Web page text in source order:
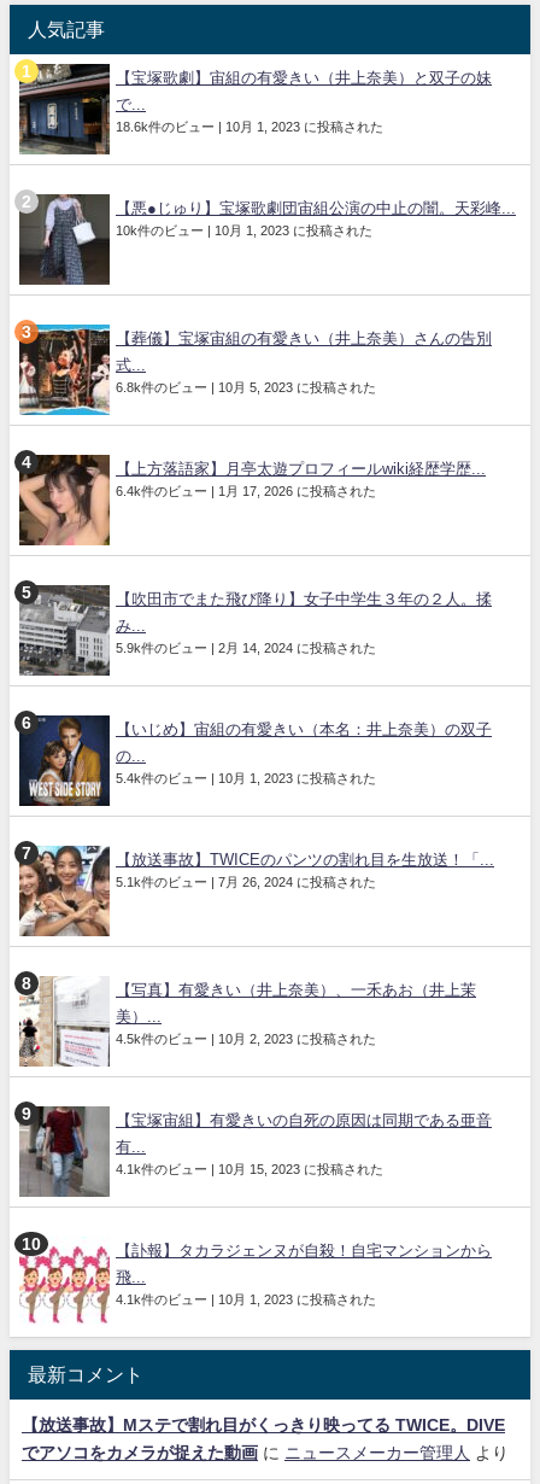
人気記事
【宝塚歌劇】宙組の有愛きい（井上奈美）と双子の妹
で...
18.6k件のビュー | 10月 1, 2023 に投稿された
【悪●じゅり】宝塚歌劇団宙組公演の中止の闇。天彩峰...
10k件のビュー | 10月 1, 2023 に投稿された
【葬儀】宝塚宙組の有愛きい（井上奈美）さんの告別
式...
6.8k件のビュー | 10月 5, 2023 に投稿された
【上方落語家】月亭太遊プロフィールwiki経歴学歴...
6.4k件のビュー | 1月 17, 2026 に投稿された
【吹田市でまた飛び降り】女子中学生３年の２人。揉
み...
5.9k件のビュー | 2月 14, 2024 に投稿された
【いじめ】宙組の有愛きい（本名：井上奈美）の双子
の...
5.4k件のビュー | 10月 1, 2023 に投稿された
【放送事故】TWICEのパンツの割れ目を生放送！「...
5.1k件のビュー | 7月 26, 2024 に投稿された
【写真】有愛きい（井上奈美）、一禾あお（井上茉
美）...
4.5k件のビュー | 10月 2, 2023 に投稿された
【宝塚宙組】有愛きいの自死の原因は同期である亜音
有...
4.1k件のビュー | 10月 15, 2023 に投稿された
【訃報】タカラジェンヌが自殺！自宅マンションから
飛...
4.1k件のビュー | 10月 1, 2023 に投稿された
最新コメント
【放送事故】Mステで割れ目がくっきり映ってる TWICE。DIVE
でアソコをカメラが捉えた動画 に ニュースメーカー管理人 より